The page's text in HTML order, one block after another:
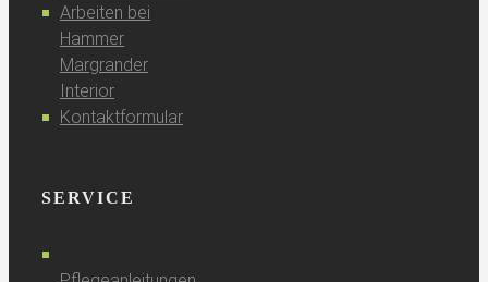
Arbeiten bei
Hammer
Margrander
Interior
Kontaktformular
SERVICE